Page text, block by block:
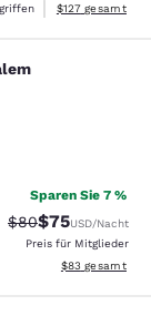
Geschätzte
$127 gesamt
1372
Sparen Sie 7 %
$80Vergünstigter
$75USD/Nacht
Preis für Mitglieder
Geschätzte
$83 gesamt